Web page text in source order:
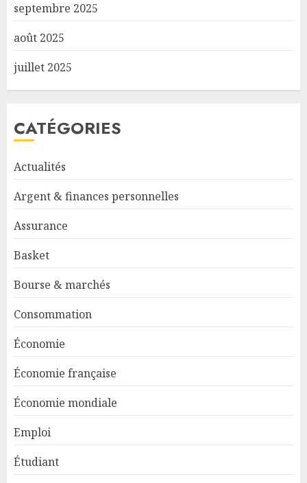
septembre 2025
août 2025
juillet 2025
CATÉGORIES
Actualités
Argent & finances personnelles
Assurance
Basket
Bourse & marchés
Consommation
Économie
Économie française
Économie mondiale
Emploi
Étudiant